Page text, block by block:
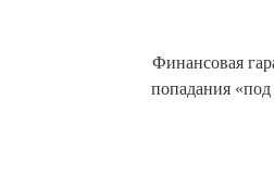
Финансовая
попадания «под